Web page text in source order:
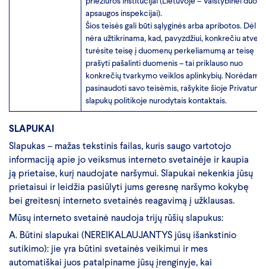
apsaugos inspekcijai).
Šios teisės gali būti sąlyginės arba apribotos. Dėl to
nėra užtikrinama, kad, pavyzdžiui, konkrečiu atveju
turėsite teisę į duomenų perkeliamumą ar teisę
prašyti pašalinti duomenis – tai priklauso nuo
konkrečių tvarkymo veiklos aplinkybių. Norėdami
pasinaudoti savo teisėmis, rašykite šioje
slapukų politikoje nurodytais kontaktais.
SLAPUKAI
Slapukas – mažas tekstinis failas, kuris saugo vartotojo
informaciją apie jo veiksmus interneto svetainėje ir kaupia
ją prietaise, kurį naudojate naršymui. Slapukai nekenkia jūsų
prietaisui ir leidžia pasiūlyti jums geresnę naršymo kokybę
bei greitesnį interneto svetainės reagavimą į užklausas.
Mūsų interneto svetainė naudoja trijų rūšių slapukus:
A. Būtini slapukai (NEREIKALAUJANTYS jūsų išankstinio
sutikimo): jie yra būtini svetainės veikimui ir mes
automatiškai juos patalpiname jūsų įrenginyje, kai